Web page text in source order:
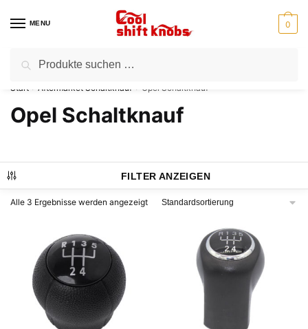
Navigation
Inhalt MENU
nach:
0
⭐Kostenloser Versand für alle Bestellungen
Start Aftermarket Schaltknauf Opel Schaltknauf
Opel Schaltknauf
FILTER ANZEIGEN
Alle 3 Ergebnisse werden angezeigt